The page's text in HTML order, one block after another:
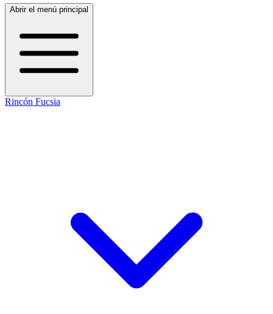
Abrir el menú principal
Rincón Fucsia